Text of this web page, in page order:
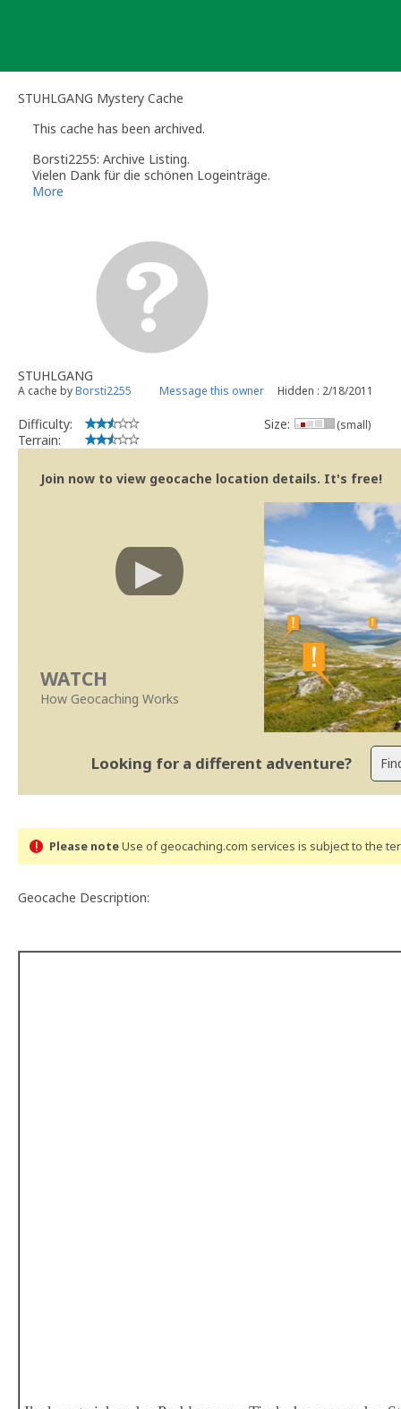
STUHLGANG Mystery Cache
This cache has been archived.
Borsti2255: Archive Listing.
Vielen Dank für die schönen Logeinträge.
More
STUHLGANG
A cache byBorsti2255 Message this owner Hidden : 2/18/2011
Difficulty:
Terrain:
Size: (small)
Join now to view geocache location details. It's free!
WATCH
How Geocaching Works
Looking for a different adventure?
Please noteUse of geocaching.com services is subject to the
Geocache Description: